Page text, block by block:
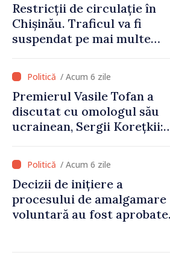
Restricții de circulație în
Chișinău. Traficul va fi
suspendat pe mai multe
/ Acum 6 zile
Premierul Vasile Tofan a
discutat cu omologul său
ucrainean, Sergii Korețkii:
bazată pe încredere și
solidaritate, pe care vrem să
o transformăm în proiecte
concrete”
/ Acum 6 zile
Decizii de inițiere a
procesului de amalgamare
voluntară au fost aprobate